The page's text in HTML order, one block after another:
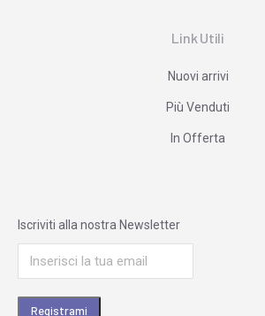
Link Utili
Nuovi arrivi
Più Venduti
In Offerta
Iscriviti alla nostra Newsletter